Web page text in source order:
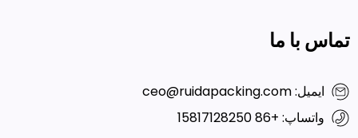
تماس با ما
ایمیل: ceo@ruidapacking.com
واتساپ: +86 15817128250